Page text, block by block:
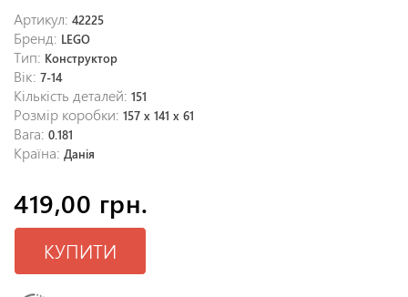
Артикул: 42225
Бренд: LEGO
Тип: Конструктор
Вік: 7-14
Кількість деталей: 151
Розмір коробки: 157 x 141 x 61
Вага: 0.181
Країна: Данія
419,00 грн.
КУПИТИ